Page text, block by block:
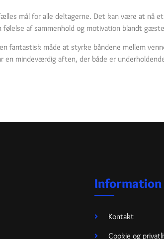
mål for alle deltagerne. Det kan være at nå
af sammenhold og motivation blandt
måde at styrke båndene mellem
mindeværdig aften, der både er
Information
Kontakt
Cookie og